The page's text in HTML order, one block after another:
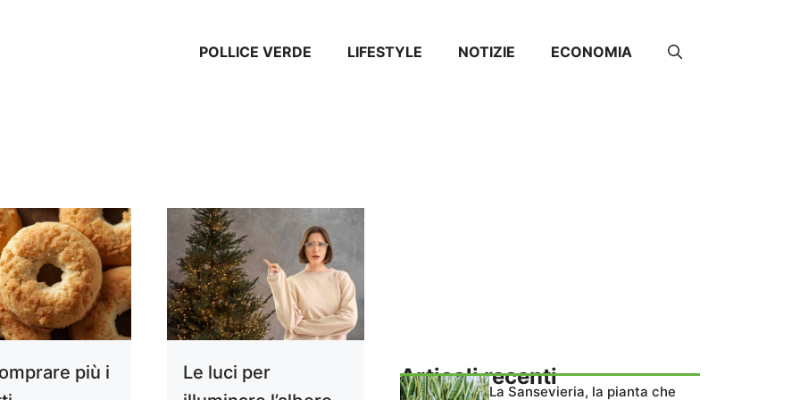
POLLICE VERDE LIFESTYLE NOTIZIE ECONOMIA
più i
Le luci per
Articoli recenti
La Sansevieria, la pianta che